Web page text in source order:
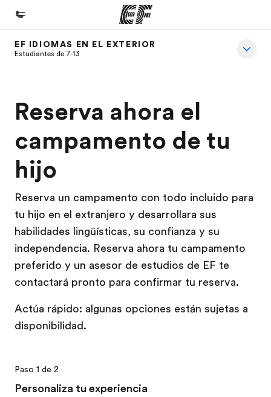
Inicio
Programas
Ver todo lo que hacemos
Oficinas
Encuentra una oficina
Quiénes somos
Trabajos
Únete al equipo
EF IDIOMAS EN EL EXTERIOR
Estudiantes de 7-13
Reserva ahora el
campamento de tu
hijo
Reserva un campamento con todo incluido para
tu hijo en el extranjero y desarrollara sus
habilidades lingüísticas, su confianza y su
independencia. Reserva ahora tu campamento
preferido y un asesor de estudios de EF te
contactará pronto para confirmar tu reserva.
Actúa rápido: algunas opciones están sujetas a
disponibilidad.
Paso 1 de 2
Personaliza tu experiencia